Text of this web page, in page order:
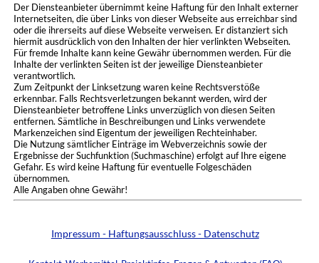
Der Diensteanbieter übernimmt keine Haftung für den Inhalt externer
Internetseiten, die über Links von dieser Webseite aus erreichbar sind
oder die ihrerseits auf diese Webseite verweisen. Er distanziert sich
hiermit ausdrücklich von den Inhalten der hier verlinkten Webseiten.
Für fremde Inhalte kann keine Gewähr übernommen werden. Für die
Inhalte der verlinkten Seiten ist der jeweilige Diensteanbieter
verantwortlich.
Zum Zeitpunkt der Linksetzung waren keine Rechtsverstöße
erkennbar. Falls Rechtsverletzungen bekannt werden, wird der
Diensteanbieter betroffene Links unverzüglich von diesen Seiten
entfernen. Sämtliche in Beschreibungen und Links verwendete
Markenzeichen sind Eigentum der jeweiligen Rechteinhaber.
Die Nutzung sämtlicher Einträge im Webverzeichnis sowie der
Ergebnisse der Suchfunktion (Suchmaschine) erfolgt auf Ihre eigene
Gefahr. Es wird keine Haftung für eventuelle Folgeschäden
übernommen.
Alle Angaben ohne Gewähr!
Impressum - Haftungsausschluss - Datenschutz